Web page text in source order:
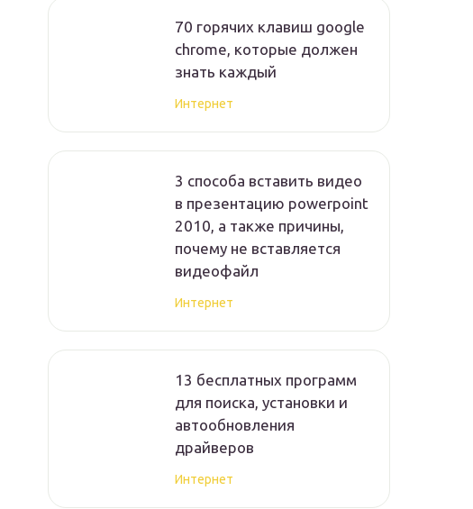
70 горячих клавиш google
chrome, которые должен
знать каждый
Интернет
3 способа вставить видео
в презентацию powerpoint
2010, а также причины,
почему не вставляется
видеофайл
Интернет
13 бесплатных программ
для поиска, установки и
автообновления
драйверов
Интернет